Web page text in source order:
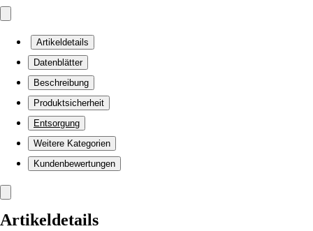
Artikeldetails
Datenblätter
Beschreibung
Produktsicherheit
Entsorgung
Weitere Kategorien
Kundenbewertungen
Artikeldetails